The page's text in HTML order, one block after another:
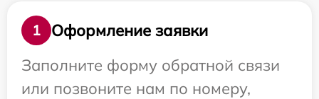
1
Оформление заявки
Заполните форму обратной связи
или позвоните нам по номеру,